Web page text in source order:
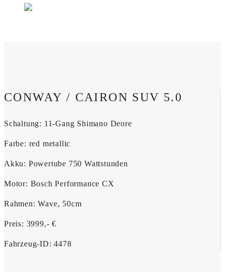
CONWAY / CAIRON SUV 5.0
Schaltung: 11-Gang Shimano Deore
Farbe: red metallic
Akku: Powertube 750 Wattstunden
Motor: Bosch Performance CX
Rahmen: Wave, 50cm
Preis: 3999,- €
Fahrzeug-ID: 4478